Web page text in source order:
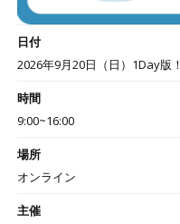
日付
2026年9月20日（日）1Day版！
時間
9:00~16:00
場所
オンライン
主催